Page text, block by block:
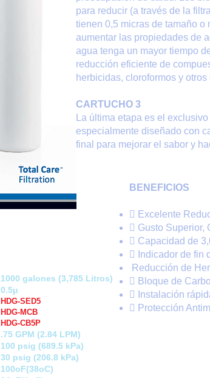
para reducir (a través de la
tienen 0,5 micras de tamaño o
aumentar las propiedades de
agua tenga un mayor tiempo
reducción eficiente de
herbicidas, cloroformos y
CARTUCHO 3
La última etapa es el
especialmente diseñado con
final para mejorar el sabor y
1000 galones (3,785 Litros)
0.5μ
HDG-SED5
HDG-MCB
HDG-CB5P
.75 GPM (2.84 LPM)
100 psig (689.5 kPa)
30 psig (206.8 kPa)
100oF(38oC)
BENEFICIOS
 Excelente
 Gusto Superior,
 Capacidad de
 Indicador de fin
Reducción de
 Bloque de
 Instalación
 Protección